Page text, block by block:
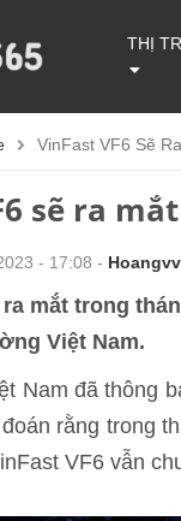
THỊ
VinFast VF6 Sẽ
sẽ ra
- 17:08 - Hoangvv
ra mắt trong
Việt Nam.
Nam đã thông
rằng trong
VF6 vẫn